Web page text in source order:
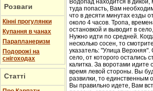
Розваги
Кінні прогулянки
Купання в чанах
Парапланеризм
Подорожі на
снігоходах
Статті
Водопад находится в
туда попасть, Вам
что в десяти минутах езды
около 4 часов. Тропа,
остановкой и выводит в
Нужно идти по средней.
несколько сосен, то
указатель: "Улица
село, от которого остались
калитка. За воротами идите
время левой стороны. Вы
развилки, то единственным
Вы правильно идете, Вам